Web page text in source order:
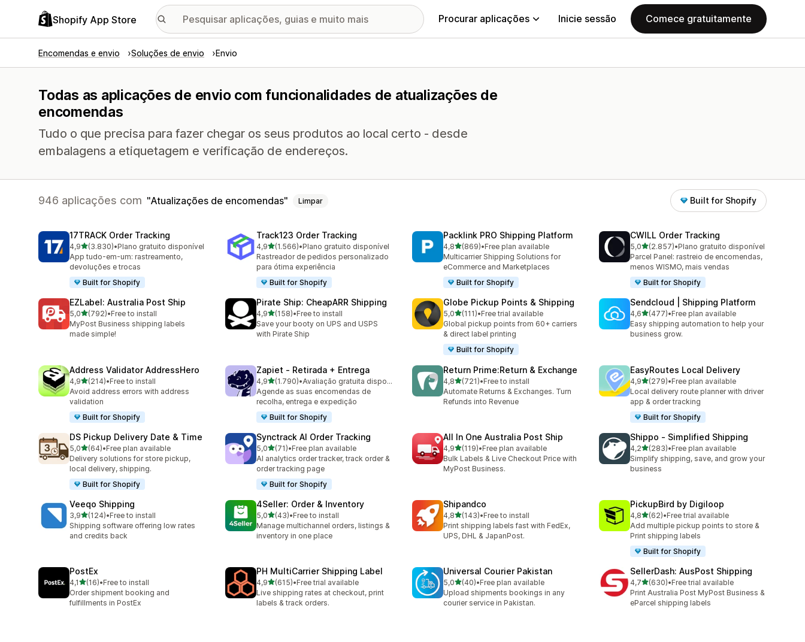
Shopify App Store Procurar aplicações Inicie sessão Comece gratuitamente
Encomendas e envio Soluções de envio Envio
Todas as aplicações de envio com funcionalidades de atualizações de
encomendas
Tudo o que precisa para fazer chegar os seus produtos ao local certo - desde
embalagens a etiquetagem e verificação de endereços.
946 aplicações com Atualizações de encomendas Limpar Built for Shopify
17TRACK Order Tracking
4,9de 5 estrelas
(3.830)
3830 total de avaliações
•Plano gratuito disponível
App tudo-em-um: rastreamento,
devoluções e trocas
Built for Shopify
Track123 Order Tracking
4,9de 5 estrelas
(1.566)
1566 total de avaliações
•Plano gratuito disponível
Rastreador de pedidos personalizado
para ótima experiência
Built for Shopify
Packlink PRO Shipping Platform
4,8de 5 estrelas
(869)
869 total de avaliações
•Free plan available
Multicarrier Shipping Solutions for
eCommerce and Marketplaces
Built for Shopify
CWILL Order Tracking
5,0de 5 estrelas
(2.857)
2857 total de avaliações
•Plano gratuito disponível
Parcel Panel: rastreio de encomendas,
menos WISMO, mais vendas
Built for Shopify
EZLabel: Australia Post Ship
5,0de 5 estrelas
(792)
792 total de avaliações
•Free to install
MyPost Business shipping labels
made simple!
Pirate Ship: CheapARR Shipping
4,9de 5 estrelas
(158)
158 total de avaliações
•Free to install
Save your booty on UPS and USPS
with Pirate Ship
Globe Pickup Points & Shipping
5,0de 5 estrelas
(111)
111 total de avaliações
•Free trial available
Global pickup points from 60+ carriers
& direct label printing
Built for Shopify
Sendcloud | Shipping Platform
4,6de 5 estrelas
(477)
477 total de avaliações
•Free plan available
Easy shipping automation to help your
business grow.
Address Validator AddressHero
4,9de 5 estrelas
(214)
214 total de avaliações
•Free to install
Avoid address errors with address
validation
Built for Shopify
Zapiet ‑ Retirada + Entrega
4,9de 5 estrelas
(1.790)
1790 total de avaliações
•
Avaliação gratuita disponível
Agende as suas encomendas de
recolha, entrega e expedição
Built for Shopify
Return Prime:Return & Exchange
4,8de 5 estrelas
(721)
721 total de avaliações
•Free to install
Automate Returns & Exchanges. Turn
Refunds into Revenue
EasyRoutes Local Delivery
4,9de 5 estrelas
(279)
279 total de avaliações
•Free plan available
Local delivery route planner with driver
app & order tracking
Built for Shopify
DS Pickup Delivery Date & Time
5,0de 5 estrelas
(64)
64 total de avaliações
•Free plan available
Delivery solutions for store pickup,
local delivery, shipping.
Built for Shopify
Synctrack AI Order Tracking
5,0de 5 estrelas
(71)
71 total de avaliações
•Free plan available
AI analytics order tracker, track order &
order tracking page
Built for Shopify
All In One Australia Post Ship
4,9de 5 estrelas
(119)
119 total de avaliações
•Free plan available
Bulk Labels & Live Checkout Price with
MyPost Business.
Shippo ‑ Simplified Shipping
4,2de 5 estrelas
(283)
283 total de avaliações
•Free plan available
Simplify shipping, save, and grow your
business
Veeqo Shipping
3,9de 5 estrelas
(124)
124 total de avaliações
•Free to install
Shipping software offering low rates
and credits back
4Seller: Order & Inventory
5,0de 5 estrelas
(43)
43 total de avaliações
•Free to install
Manage multichannel orders, listings &
inventory in one place
Shipandco
4,8de 5 estrelas
(143)
143 total de avaliações
•Free to install
Print shipping labels fast with FedEx,
UPS, DHL & JapanPost.
PickupBird by Digiloop
4,8de 5 estrelas
(62)
62 total de avaliações
•Free trial available
Add multiple pickup points to store &
Print shipping labels
Built for Shopify
PostEx
4,1de 5 estrelas
(16)
16 total de avaliações
•Free to install
Order shipment booking and
fulfillments in PostEx
PH MultiCarrier Shipping Label
4,9de 5 estrelas
(615)
615 total de avaliações
•Free trial available
Live shipping rates at checkout, print
labels & track orders.
Universal Courier Pakistan
5,0de 5 estrelas
(40)
40 total de avaliações
•Free plan available
Upload shipments bookings in any
courier service in Pakistan.
SellerDash: AusPost Shipping
4,7de 5 estrelas
(630)
630 total de avaliações
•Free trial available
Print Australia Post MyPost Business &
eParcel shipping labels